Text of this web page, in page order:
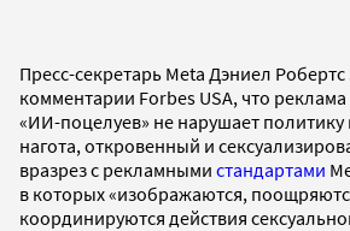
Пресс-секретарь Meta Дэниел Робертс
комментарии Forbes USA, что
«ИИ-поцелуев» не нарушает политику
нагота, откровенный и
вразрез с рекламными стандартами
в которых «изображаются,
координируются действия